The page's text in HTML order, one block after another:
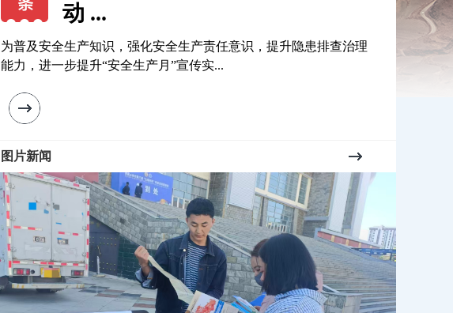
7月30日，市应急管理局召开“转作风、提效率、促规范”提升行动推
进会，全面贯彻落实习近平总书记...
动 ...
为普及安全生产知识，强化安全生产责任意识，提升隐患排查治理
能力，进一步提升“安全生产月”宣传实...
图片新闻